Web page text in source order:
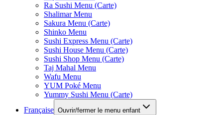
Ra Sushi Menu (Carte)
Shalimar Menu
Sakura Menu (Carte)
Shinko Menu
Sushi Express Menu (Carte)
Sushi House Menu (Carte)
Sushi Shop Menu (Carte)
Taj Mahal Menu
Wafu Menu
YUM Poké Menu
Yummy Sushi Menu (Carte)
Française Ouvrir/fermer le menu enfant